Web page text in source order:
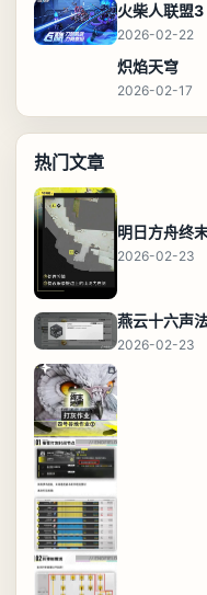
火柴人联盟3
2026-02-22
炽焰天穹
2026-02-17
热门文章
2026-02-23
燕云十六声
2026-02-23